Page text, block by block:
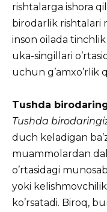
rishtalarga ishora
birodarlik rishtalari
inson oilada tinchlik
uka-singillari
uchun g’amxo’rlik
Tushda
Tushda
duch keladigan
muammolardan
o’rtasidagi
yoki
ko’rsatadi. Biroq,